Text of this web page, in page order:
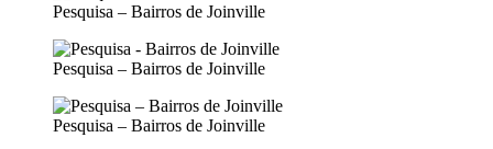
Pesquisa – Bairros de Joinville
Pesquisa – Bairros de Joinville
Pesquisa – Bairros de Joinville